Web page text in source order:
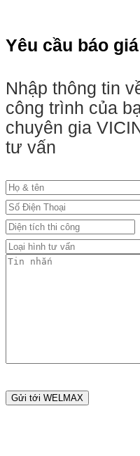
Yêu cầu báo
Nhập thông tin
công trình của
chuyên gia
tư vấn